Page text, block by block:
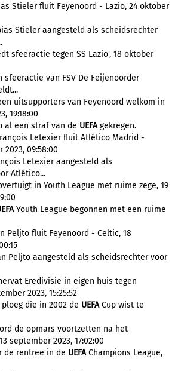
Stieler fluit Feyenoord - Lazio, 24 oktober
Stieler aangesteld als scheidsrechter
sfeeractie tegen SS Lazio', 18 oktober
van FSV De Feijenoorder
uitsupporters van Feyenoord welkom in
19:18:00
al een straf van de UEFAgekregen.
Letexier fluit Atlético Madrid -
2023, 09:58:00
Letexier aangesteld als
Atlético...
in Youth League met ruime zege, 19
Youth League begonnen met een ruime
Peljto fluit Feyenoord - Celtic, 18
Peljto aangesteld als scheidsrechter voor
Eredivisie in eigen huis tegen
2023, 15:25:52
die in 2002 de UEFACup wist te
de opmars voortzetten na het
september 2023, 17:02:00
de rentree in de UEFAChampions League,